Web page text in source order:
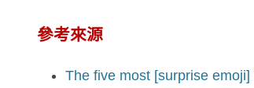
參考來源
The five most [surprise